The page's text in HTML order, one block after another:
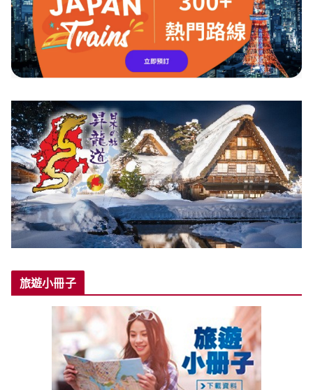
旅遊小冊子